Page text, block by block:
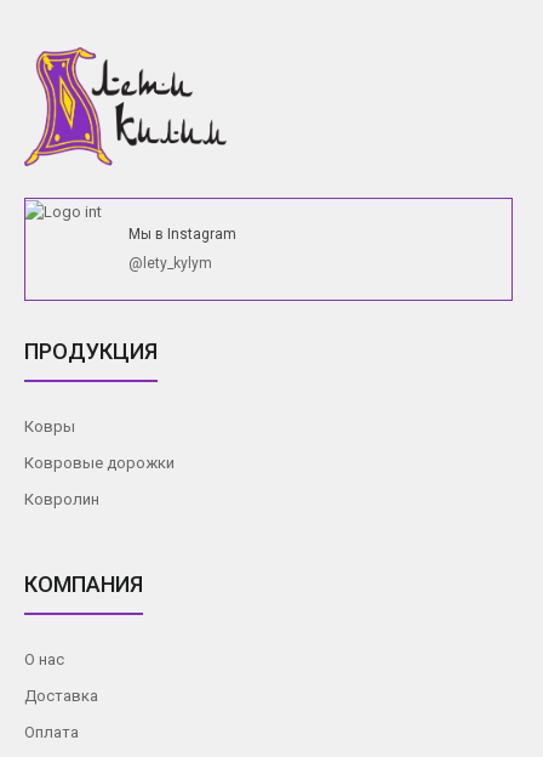
Мы в Instagram
@lety_kylym
ПРОДУКЦИЯ
Ковры
Ковровые дорожки
Ковролин
КОМПАНИЯ
О нас
Доставка
Оплата